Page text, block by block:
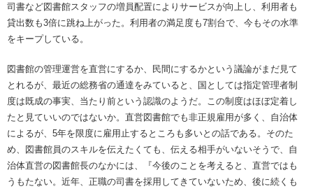
司書など図書館スタッフの増員配置によりサービスが向上し、利用者も
貸出数も3倍に跳ね上がった。利用者の満足度も7割台で、今もその水準
をキープしている。
図書館の管理運営を直営にするか、民間にするかという議論がまだ見て
とれるが、最近の総務省の通達をみていると、国としては指定管理者制
度は既成の事実、当たり前という認識のようだ。この制度はほぼ定着し
たと見ていいのではないか。直営図書館でも非正規雇用が多く、自治体
によるが、5年を限度に雇用止するところも多いとの話である。そのた
め、図書館員のスキルを伝えたくても、伝える相手がいないそうで、自
治体直営の図書館長のなかには、『今後のことを考えると、直営ではも
うもたない。近年、正職の司書を採用してきていないため、後に続くも